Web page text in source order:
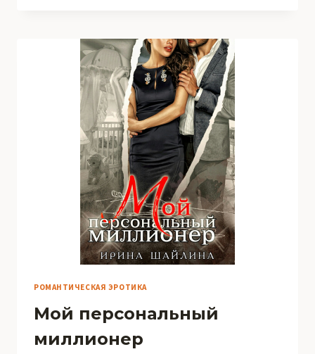
РОМАНТИЧЕСКАЯ ЭРОТИКА
Мой персональный
миллионер